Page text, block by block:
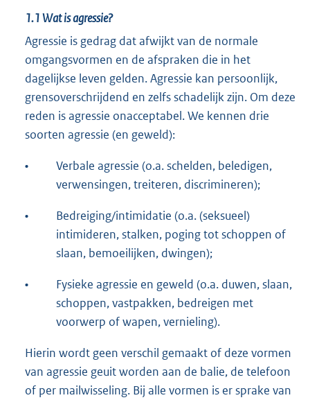
1.1Wat is agressie?
Agressie is gedrag dat afwijkt van de normale
omgangsvormen en de afspraken die in het
dagelijkse leven gelden. Agressie kan persoonlijk,
grensoverschrijdend en zelfs schadelijk zijn. Om deze
reden is agressie onacceptabel. We kennen drie
soorten agressie (en geweld):
•
Verbale agressie (o.a. schelden, beledigen,
verwensingen, treiteren, discrimineren);
•
Bedreiging/intimidatie (o.a. (seksueel)
intimideren, stalken, poging tot schoppen of
slaan, bemoeilijken, dwingen);
•
Fysieke agressie en geweld (o.a. duwen, slaan,
schoppen, vastpakken, bedreigen met
voorwerp of wapen, vernieling).
Hierin wordt geen verschil gemaakt of deze vormen
van agressie geuit worden aan de balie, de telefoon
of per mailwisseling. Bij alle vormen is er sprake van